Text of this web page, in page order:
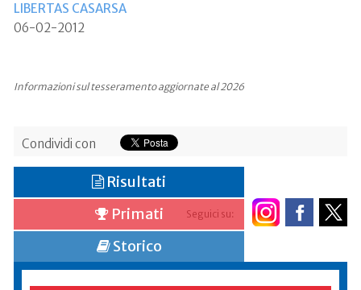
LIBERTAS CASARSA
06-02-2012
Informazioni sul tesseramento aggiornate al 2026
Condividi con
Seguici su:
Risultati
Primati
Storico